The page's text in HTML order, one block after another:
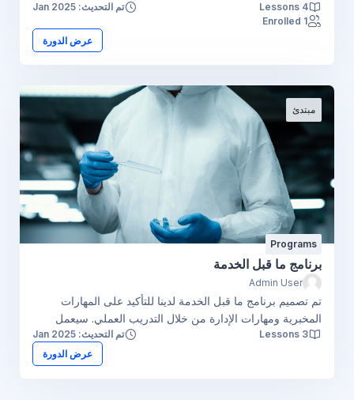
لأنه يستخدم تكنولوجيا المختبرات الطبية الأساسية والمتخصصة،
ونهج التعلم العملي الذي يؤكد على التميز في التعليم ومزيج من
المعرفة العميقة، فضلاً عن الخبرة السريرية في مختلف
4 Lessons
تم التحديث: Jan 2025
1 Enrolled
عرض الدورة
مبتدئ
Programs
برنامج ما قبل الخدمة
Admin User
تم تصميم برنامج ما قبل الخدمة لدينا للتأكيد على المهارات
المخبرية ومهارات الإدارة من خلال التدريب العملي. سيعمل
التدريب الذي تتلقاه على إعدادك للخبرة العملية في بيئة العمل
الحقيقية، حيث يمكنك وضع المهارات التي تعلمتها موضع التنفيذ.
3 Lessons
تم التحديث: Jan 2025
عرض الدورة